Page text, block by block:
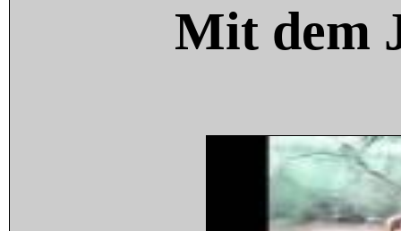
Mit dem